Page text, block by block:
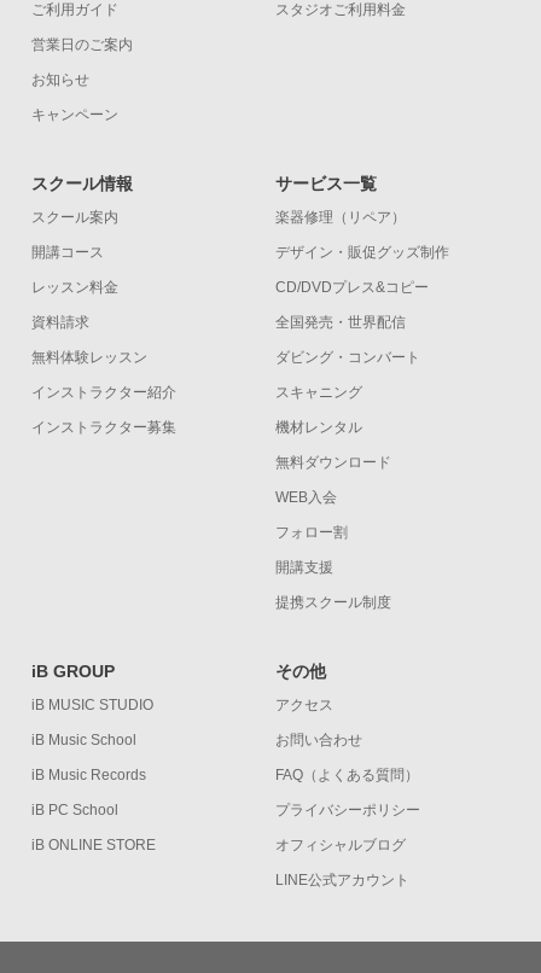
ご利用ガイド
営業日のご案内
お知らせ
キャンペーン
スタジオご利用料金
スクール情報
スクール案内
開講コース
レッスン料金
資料請求
無料体験レッスン
インストラクター紹介
インストラクター募集
サービス一覧
楽器修理（リペア）
デザイン・販促グッズ制作
CD/DVDプレス&コピー
全国発売・世界配信
ダビング・コンバート
スキャニング
機材レンタル
無料ダウンロード
WEB入会
フォロー割
開講支援
提携スクール制度
iB GROUP
iB MUSIC STUDIO
iB Music School
iB Music Records
iB PC School
iB ONLINE STORE
その他
アクセス
お問い合わせ
FAQ（よくある質問）
プライバシーポリシー
オフィシャルブログ
LINE公式アカウント